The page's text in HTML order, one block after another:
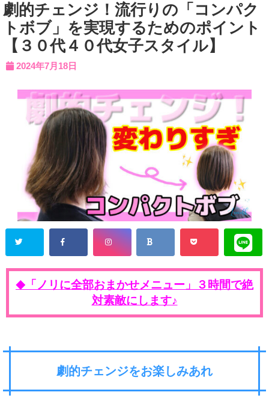
劇的チェンジ！流行りの「コンパク
トボブ」を実現するためのポイント
【３０代４０代女子スタイル】
2024年7月18日
◆
「ノリに全部おまかせメニュー」３時間で絶
対素敵にします♪
劇的チェンジをお楽しみあれ